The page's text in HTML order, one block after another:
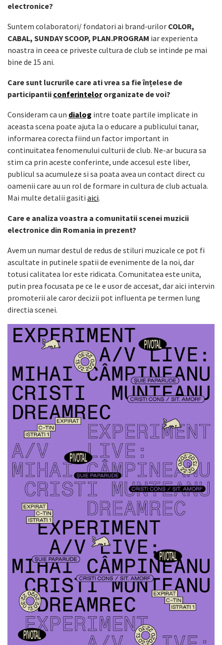
electronice?
Suntem colaboratori/ fondatori ai brand-urilor COLOR,
CABAL, SUNDAY SCOOP, PLAN.PROGRAM iar experienta
noastra in ceea ce priveste cultura de club se intinde pe mai
bine de 15 ani.
Care sunt lucrurile care ati vrea sa fie înțelese de
participantii conferintelororganizate de voi?
Consideram ca un dialog intre toate partile implicate in
aceasta scena poate ajuta la o educare a publicului tanar,
informarea corecta fiind un factor important in
continuitatea fenomenului culturii de club. Ne-ar bucura sa
stim ca prin aceste conferinte, unde accesul este liber,
publicul sa acumuleze si sa poata avea un contact direct cu
oamenii care au un rol de formare in cultura de club actuala.
Mai multe detalii gasiti aici.
Care e analiza voastra a comunitatii scenei muzicii
electronice din Romania in prezent?
Avem un numar destul de redus de stiluri muzicale ce pot fi
ascultate in putinele spatii de evenimente de la noi, dar
totusi calitatea lor este ridicata. Comunitatea este unita,
putin prea focusata pe ce le e usor de accesat, dar aici intervin
promoterii ale caror decizii pot influenta pe termen lung
directia scenei.